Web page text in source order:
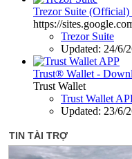
Trezor Suite
https://
Trezor Suite
Updated: 24/6/
Trust® Wallet -
Trust Wallet
Trust Wallet
Updated: 23/6/